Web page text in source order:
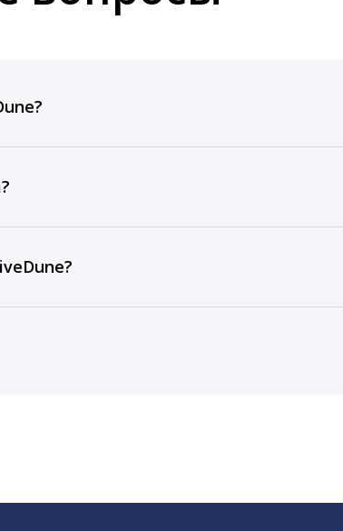
присылаем автоматические отчеты с
отображаются сведения за 3 года, а